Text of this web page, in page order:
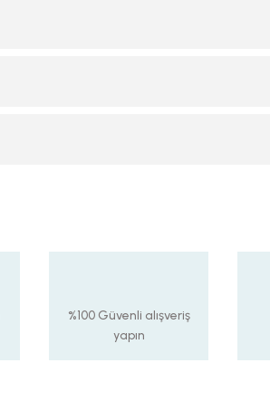
%100 Güvenli alışveriş
yapın